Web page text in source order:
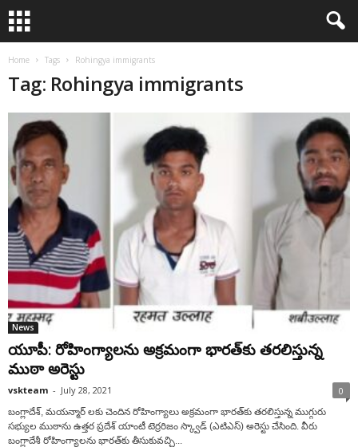
Home Tags Rohingya immigrants
Tag: Rohingya immigrants
News
యూపీ: రోహింగ్యాల‌ను అక్ర‌మంగా భార‌త్‌కు త‌ర‌లిస్తున్న
ముఠా అరెస్టు
vskteam - July 28, 2021 0
బంగ్లాదేశ్‌, మ‌య‌న్మార్ ల‌కు చెందిన రోహింగ్యాలు అక్ర‌మంగా భార‌త్‌కు త‌ర‌లిస్తున్న ముగ్గురు
సభ్యుల‌ ముఠాను ఉత్తర ప్రదేశ్ యాంటీ టెర్రరిజం స్క్వాడ్ (ఎటిఎస్) అరెస్టు చేసింది. వీరు
బంగ్లాదేశీ రోహింగ్యాల‌ను భార‌త్‌కు తీసుకువ‌చ్చి...